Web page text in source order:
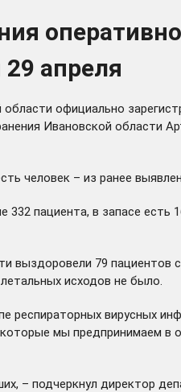
апреля
официально
Ивановской области
человек – из ранее
пациента, в запасе
выздоровели 79
исходов не было.
респираторных вирусных
мы предпринимаем
– подчеркнул директор